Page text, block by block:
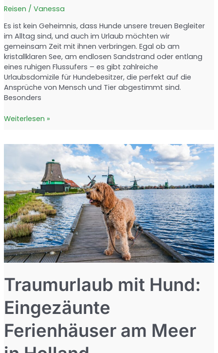
Reisen / Vanessa
Es ist kein Geheimnis, dass Hunde unsere treuen Begleiter
im Alltag sind, und auch im Urlaub möchten wir
gemeinsam Zeit mit ihnen verbringen. Egal ob am
kristallklaren See, am endlosen Sandstrand oder entlang
eines ruhigen Flussufers – es gibt zahlreiche
Urlaubsdomizile für Hundebesitzer, die perfekt auf die
Ansprüche von Mensch und Tier abgestimmt sind.
Besonders
Die
Eingezäunt
am
Wasser
Weiterlesen »
Traumurlaub mit Hund:
Eingezäunte
Ferienhäuser am Meer